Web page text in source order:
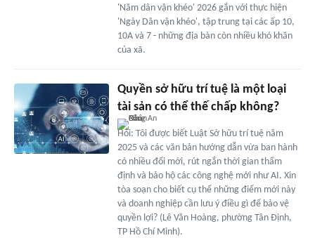
'Năm dân vận khéo' 2026 gắn với thực hiện
'Ngày Dân vận khéo', tập trung tại các ấp 10,
10A và 7 - những địa bàn còn nhiều khó khăn
của xã.
Quyền sở hữu trí tuệ là một loại
tài sản có thể thế chấp không?
Hỏi: Tôi được biết Luật Sở hữu trí tuệ năm
2025 và các văn bản hướng dẫn vừa ban hành
có nhiều đổi mới, rút ngắn thời gian thẩm
định và bảo hộ các công nghệ mới như AI. Xin
tòa soạn cho biết cụ thể những điểm mới này
và doanh nghiệp cần lưu ý điều gì để bảo vệ
quyền lợi? (Lê Văn Hoàng, phường Tân Định,
TP Hồ Chí Minh).